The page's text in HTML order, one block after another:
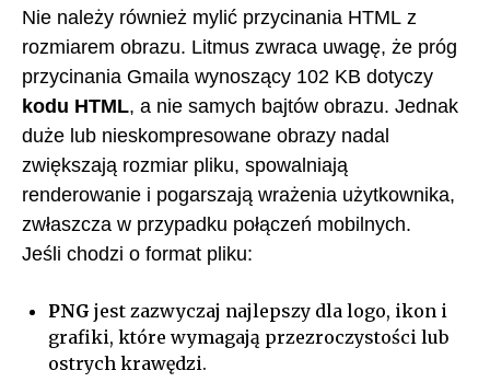
Nie należy również mylić przycinania HTML z
rozmiarem obrazu. Litmus zwraca uwagę, że próg
przycinania Gmaila wynoszący 102 KB dotyczy
kodu HTML, a nie samych bajtów obrazu. Jednak
duże lub nieskompresowane obrazy nadal
zwiększają rozmiar pliku, spowalniają
renderowanie i pogarszają wrażenia użytkownika,
zwłaszcza w przypadku połączeń mobilnych.
Jeśli chodzi o format pliku:
PNG jest zazwyczaj najlepszy dla logo, ikon i
grafiki, które wymagają przezroczystości lub
ostrych krawędzi.